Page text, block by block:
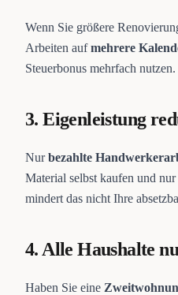
Wenn Sie größere
Arbeiten aufmehrere
Steuerbonus mehrfach nutzen.
3. Eigenleistung
Nurbezahlte
Material selbst kaufen und
mindert das nicht Ihre
4. Alle Haushalte
Haben Sie eine